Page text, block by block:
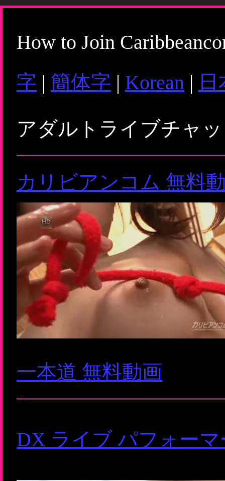
How to Join
字 | 簡体字 | Korean |
アダルトライブチャ
カリビアンコム 無料
一本道 無料動画
DX ライブ パフォー